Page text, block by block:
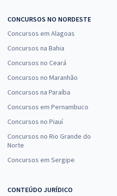
CONCURSOS NO NORDESTE
Concursos em Alagoas
Concursos na Bahia
Concursos no Ceará
Concursos no Maranhão
Concursos na Paraíba
Concursos em Pernambuco
Concursos no Piauí
Concursos no Rio Grande do
Norte
Concursos em Sergipe
CONTEÚDO JURÍDICO